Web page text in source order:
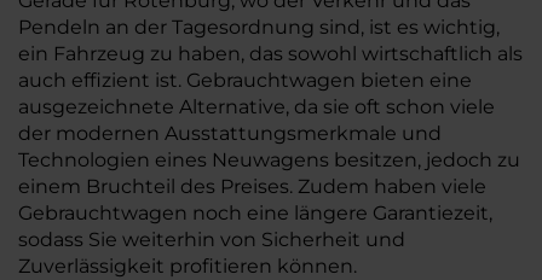
Pendeln an der Tagesordnung sind, ist es wichtig,
ein Fahrzeug zu haben, das sowohl wirtschaftlich als
auch effizient ist. Gebrauchtwagen bieten eine
ausgezeichnete Alternative, da sie oft schon viele
der modernen Ausstattungsmerkmale und
Technologien eines Neuwagens besitzen, jedoch zu
einem Bruchteil des Preises. Zudem haben viele
Gebrauchtwagen noch eine längere Garantiezeit,
sodass Sie weiterhin von Sicherheit und
Zuverlässigkeit profitieren können.